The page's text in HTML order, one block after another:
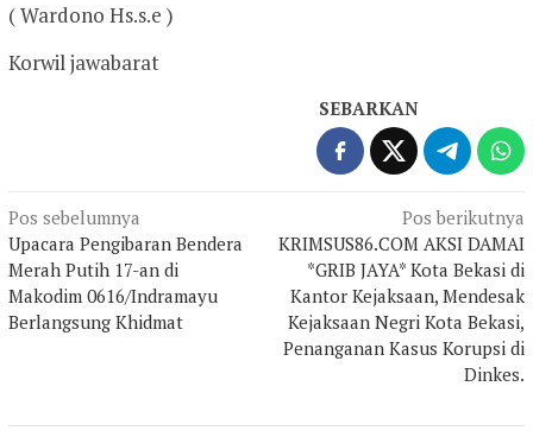
( Wardono Hs.s.e )
Korwil jawabarat
SEBARKAN
Navigasi
pos
Pos sebelumnya
Upacara Pengibaran Bendera
Merah Putih 17-an di
Makodim 0616/Indramayu
Berlangsung Khidmat
Pos berikutnya
KRIMSUS86.COM AKSI DAMAI
*GRIB JAYA* Kota Bekasi di
Kantor Kejaksaan, Mendesak
Kejaksaan Negri Kota Bekasi,
Penanganan Kasus Korupsi di
Dinkes.